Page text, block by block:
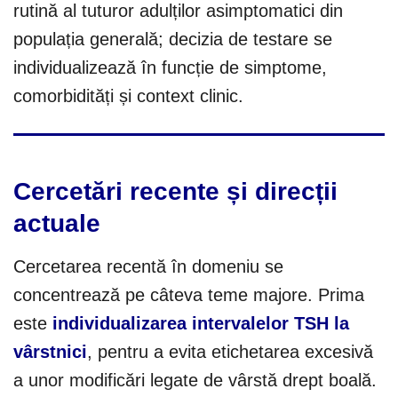
rutină al tuturor adulților asimptomatici din
populația generală; decizia de testare se
individualizează în funcție de simptome,
comorbidități și context clinic.
Cercetări recente și direcții
actuale
Cercetarea recentă în domeniu se
concentrează pe câteva teme majore. Prima
este individualizarea intervalelor TSH la
vârstnici, pentru a evita etichetarea excesivă
a unor modificări legate de vârstă drept boală.